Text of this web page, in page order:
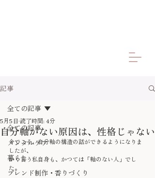
記事
全ての記事
メンタルケア
暮らし
ブレンド制作・香りづくり
全ての記事
自分軸がない原因は、性格じゃない
5月5日 読了時間: 4分
今でこそ、自分軸の構造の話ができるようになりま
したが、
かく言う私自身も、かつては「軸のない人」でし
た。